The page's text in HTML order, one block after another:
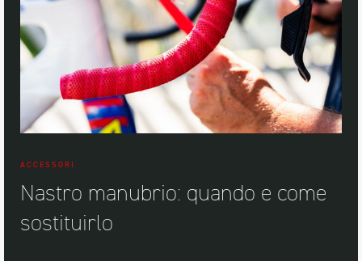
ACCESSORI
Nastro manubrio: quando e come
sostituirlo